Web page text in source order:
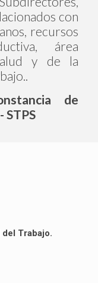
con
recursos
área
y de la
de
STPS
Trabajo.